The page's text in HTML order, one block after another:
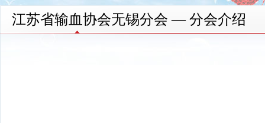
江苏省输血协会无锡分会 — 分会介绍